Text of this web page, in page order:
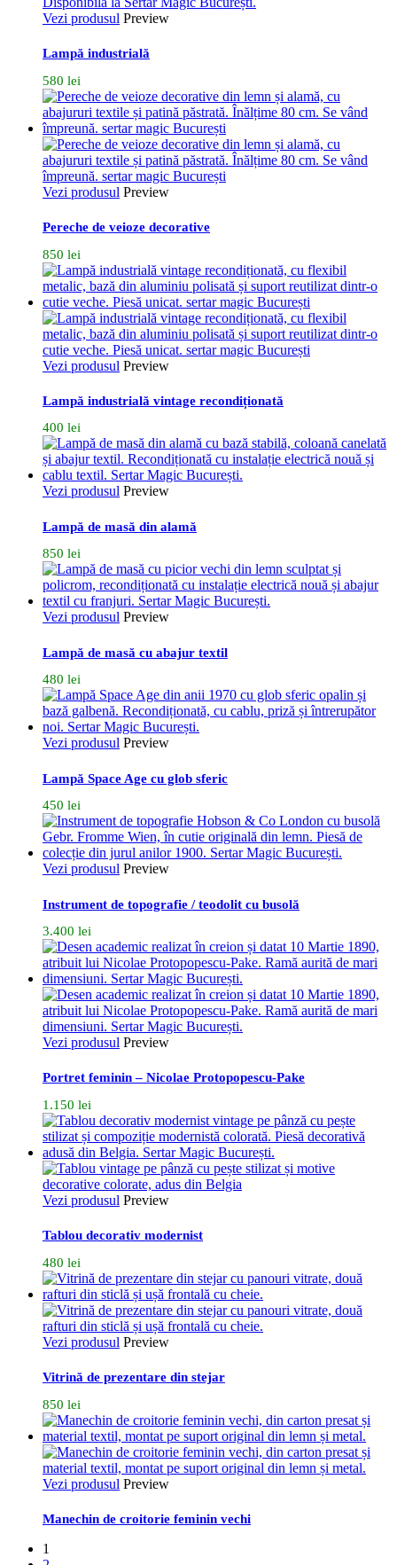
Vezi produsul Preview
Lampă industrială
580 lei
Vezi produsul Preview
Pereche de veioze decorative
850 lei
Vezi produsul Preview
Lampă industrială vintage recondiționată
400 lei
Vezi produsul Preview
Lampă de masă din alamă
850 lei
Vezi produsul Preview
Lampă de masă cu abajur textil
480 lei
Vezi produsul Preview
Lampă Space Age cu glob sferic
450 lei
Vezi produsul Preview
Instrument de topografie / teodolit cu busolă
3.400 lei
Vezi produsul Preview
Portret feminin – Nicolae Protopopescu-Pake
1.150 lei
Vezi produsul Preview
Tablou decorativ modernist
480 lei
Vezi produsul Preview
Vitrină de prezentare din stejar
850 lei
Vezi produsul Preview
Manechin de croitorie feminin vechi
1